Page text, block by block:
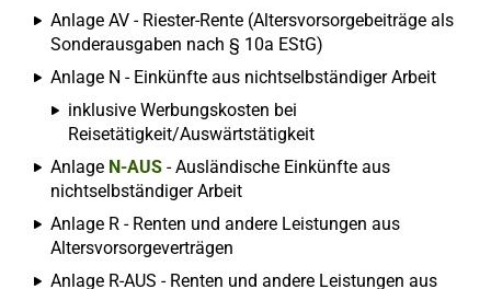
Anlage AV - Riester-Rente (Altersvorsorgebeiträge als
Sonderausgaben nach § 10a EStG)
Anlage N - Einkünfte aus nichtselbständiger Arbeit
inklusive Werbungskosten bei
Reisetätigkeit/Auswärtstätigkeit
Anlage N-AUS - Ausländische Einkünfte aus
nichtselbständiger Arbeit
Anlage R - Renten und andere Leistungen aus
Altersvorsorgeverträgen
Anlage R-AUS - Renten und andere Leistungen aus